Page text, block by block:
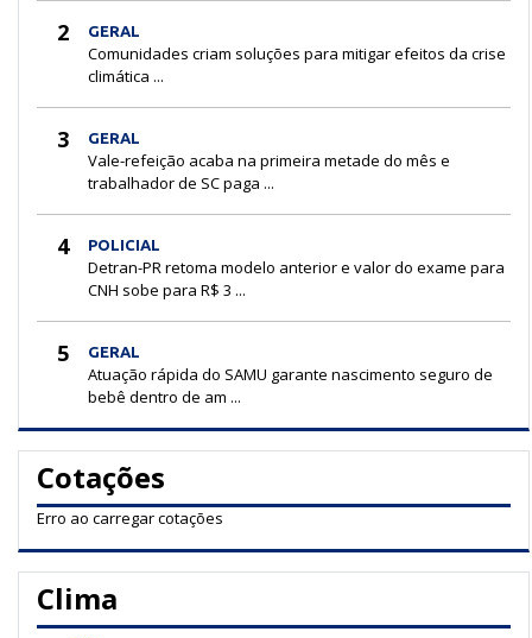
2 GERAL
Comunidades criam soluções para mitigar efeitos da crise
climática ...
3 GERAL
Vale-refeição acaba na primeira metade do mês e
trabalhador de SC paga ...
4 POLICIAL
Detran-PR retoma modelo anterior e valor do exame para
CNH sobe para R$ 3 ...
5 GERAL
Atuação rápida do SAMU garante nascimento seguro de
bebê dentro de am ...
Cotações
Erro ao carregar cotações
Clima